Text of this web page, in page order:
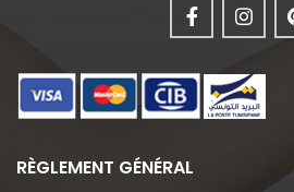
RÈGLEMENT GÉNÉRAL